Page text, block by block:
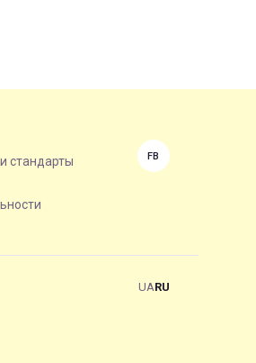
стандарты
FB
UARU